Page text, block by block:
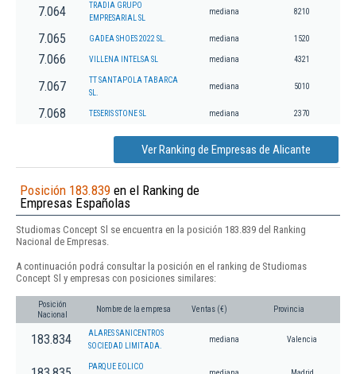
7.064
TRADIA GRUPO
EMPRESARIAL SL
mediana 8210
7.065 GADEA SHOES 2022 SL. mediana 1520
7.066 VILLENA INTELSA SL mediana 4321
7.067
TT SANTAPOLA TABARCA
SL.
mediana 5010
7.068 TESERIS STONE SL mediana 2370
Ver Ranking de Empresas de Alicante
Posición 183.839 en el Ranking de
Empresas Españolas
Studiomas Concept Sl se encuentra en la posición 183.839 del Ranking
Nacional de Empresas.
A continuación podrá consultar la posición en el ranking de Studiomas
Concept Sl y empresas con posiciones similares:
Posición
Nacional
Nombre de la empresa Ventas (€) Provincia
183.834
ALARES SANICENTROS
SOCIEDAD LIMITADA.
mediana Valencia
PARQUE EOLICO